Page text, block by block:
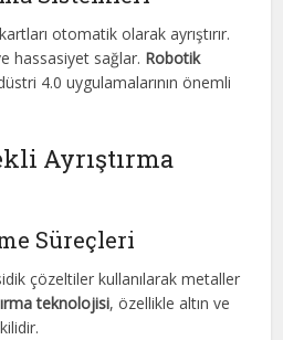
otomatik olarak ayrıştırır.
hassasiyet sağlar. Robotik
4.0 uygulamalarının önemli
Ayrıştırma
Süreçleri
çözeltiler kullanılarak metaller
teknolojisi, özellikle altın ve